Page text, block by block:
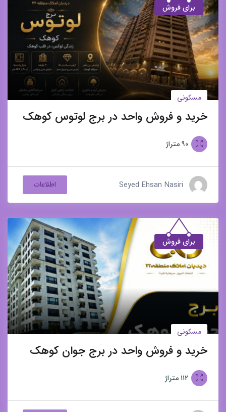
برای فروش
مسکونی
خرید و فروش واحد در برج لوتوس کوهک
۹۰متراژ
Seyed Ehsan Nasiri اطلاعات
برای فروش
مسکونی
خرید و فروش واحد در برج جوان کوهک
۱۱۲متراژ